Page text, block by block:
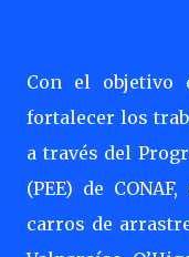
Con el objetivo
fortalecer los
a través del
(PEE) de
carros de